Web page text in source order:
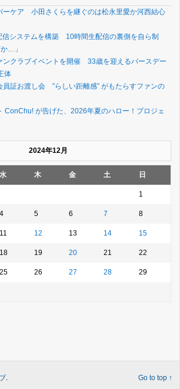
ーケア 小田さくらを継ぐのは松永里愛か河西結心
信システムを構築 10時間生配信の裏側を自ら制
…」
ンクラブイベントを開催 33歳を迎えるバースデー
体
員証お渡し会 ”らしい距離感” がもたらすファンの
ConChu! が告げた、2026年夏のハロー！プロジェ
2024年12月
水 木 金 土 日
1
4 5 6 7 8
11 12 13 14 15
18 19 20 21 22
25 26 27 28 29
Go to top ↑
.